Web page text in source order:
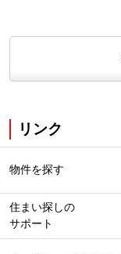
リンク
物件を探す
住まい探しの
サポート